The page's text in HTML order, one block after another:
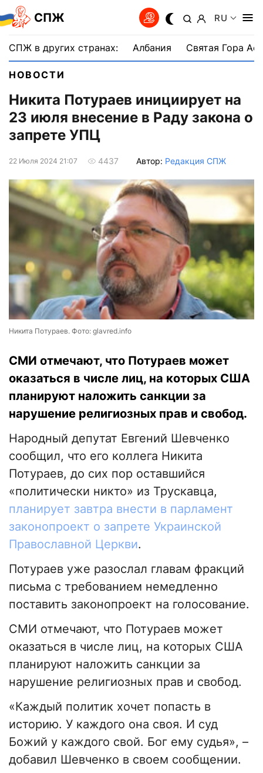
СПЖ RU
СПЖ в других странах: Албания Святая Гора
НОВОСТИ
Никита Потураев инициирует на
23 июля внесение в Раду закона о
запрете УПЦ
22 Июля 2024 21:07 4437 Автор: Редакция СПЖ
Никита Потураев. Фото: glavred.info
СМИ отмечают, что Потураев может
оказаться в числе лиц, на которых США
планируют наложить санкции за
нарушение религиозных прав и свобод.
Народный депутат Евгений Шевченко
сообщил, что его коллега Никита
Потураев, до сих пор оставшийся
«политически никто» из Трускавца,
планирует завтра внести в парламент
законопроект о запрете Украинской
Православной Церкви.
Потураев уже разослал главам фракций
письма с требованием немедленно
поставить законопроект на голосование.
СМИ отмечают, что Потураев может
оказаться в числе лиц, на которых США
планируют наложить санкции за
нарушение религиозных прав и свобод.
«Каждый политик хочет попасть в
историю. У каждого она своя. И суд
Божий у каждого свой. Бог ему судья», –
добавил Шевченко в своем сообщении.